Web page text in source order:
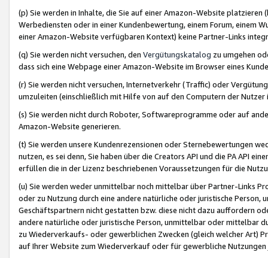
(p) Sie werden in Inhalte, die Sie auf einer Amazon-Website
Werbediensten oder in einer Kundenbewertung, einem Forum, einem
einer Amazon-Website verfügbaren Kontext) keine Partner-Links
(q) Sie werden nicht versuchen, den Vergütungskatalog zu umgehen
dass sich eine Webpage einer Amazon-Website im Browser eines
(r) Sie werden nicht versuchen, Internetverkehr (Traffic) oder
umzuleiten (einschließlich mit Hilfe von auf den Computern der
(s) Sie werden nicht durch Roboter, Softwareprogramme oder auf
Amazon-Website generieren.
(t) Sie werden unsere Kundenrezensionen oder Sternebewertungen
nutzen, es sei denn, Sie haben über die Creators API und die PA API
erfüllen die in der Lizenz beschriebenen Voraussetzungen für die
(u) Sie werden weder unmittelbar noch mittelbar über Partner-Links
oder zu Nutzung durch eine andere natürliche oder juristische
Geschäftspartnern nicht gestatten bzw. diese nicht dazu auffordern
andere natürliche oder juristische Person, unmittelbar oder mittelbar
zu Wiederverkaufs- oder gewerblichen Zwecken (gleich welcher Art)
auf Ihrer Website zum Wiederverkauf oder für gewerbliche